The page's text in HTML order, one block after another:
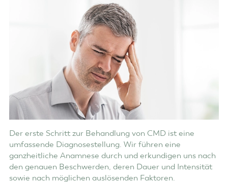
Der erste Schritt zur Behandlung von CMD ist eine
umfassende Diagnosestellung. Wir führen eine
ganzheitliche Anamnese durch und erkundigen uns nach
den genauen Beschwerden, deren Dauer und Intensität
sowie nach möglichen auslösenden Faktoren.